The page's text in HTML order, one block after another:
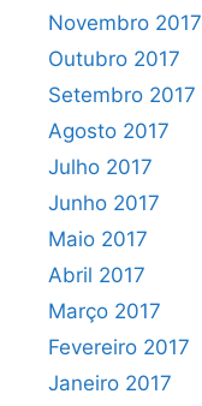
Novembro 2017
Outubro 2017
Setembro 2017
Agosto 2017
Julho 2017
Junho 2017
Maio 2017
Abril 2017
Março 2017
Fevereiro 2017
Janeiro 2017